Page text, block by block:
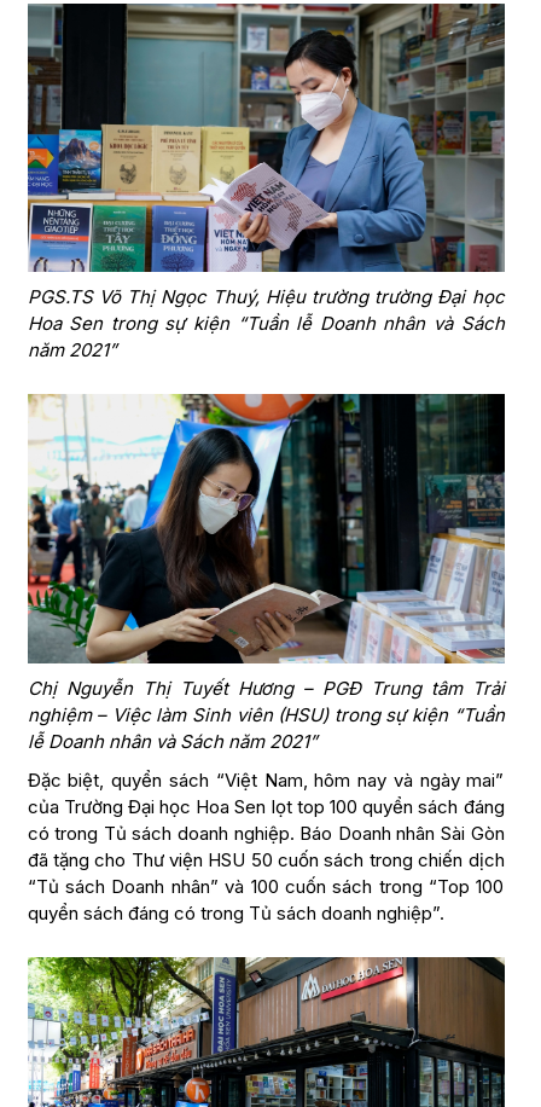
PGS.TS Võ Thị Ngọc Thuý, Hiệu trường trường Đại học
Hoa Sen trong sự kiện “Tuần lễ Doanh nhân và Sách
năm 2021”
Chị Nguyễn Thị Tuyết Hương – PGĐ Trung tâm Trải
nghiệm – Việc làm Sinh viên (HSU) trong sự kiện “Tuần
lễ Doanh nhân và Sách năm 2021”
Đặc biệt, quyển sách “Việt Nam, hôm nay và ngày mai”
của Trường Đại học Hoa Sen lọt top 100 quyển sách đáng
có trong Tủ sách doanh nghiệp. Báo Doanh nhân Sài Gòn
đã tặng cho Thư viện HSU 50 cuốn sách trong chiến dịch
“Tủ sách Doanh nhân” và 100 cuốn sách trong “Top 100
quyển sách đáng có trong Tủ sách doanh nghiệp”.